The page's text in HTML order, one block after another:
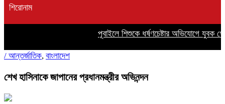
শিরোনাম
পূবাইলে শিশুকে ধর্ষণচেষ্টার অভিযোগে যুবক
/ আন্তর্জাতিক, বাংলাদেশ
শেখ হাসিনাকে জাপানের প্রধানমন্ত্রীর অভিনন্দন